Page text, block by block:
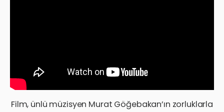
Film, ünlü müzisyen Murat Göğebakan’ın zorluklarla